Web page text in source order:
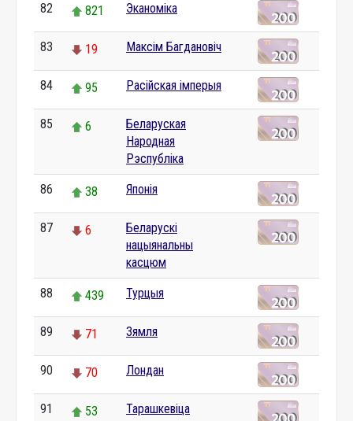
82 821 Эканоміка
83 19 Максім Багдановіч
84 95 Расійская імперыя
85 6
Беларуская
Народная
Рэспубліка
86 38 Японія
87 6
Беларускі
нацыянальны
касцюм
88 439 Турцыя
89 71 Зямля
90 70 Лондан
91 53 Тарашкевіца